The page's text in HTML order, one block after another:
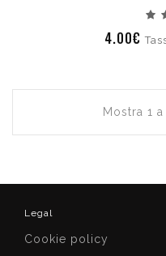
4.00€
Mostra 1
Legal
Cookie policy